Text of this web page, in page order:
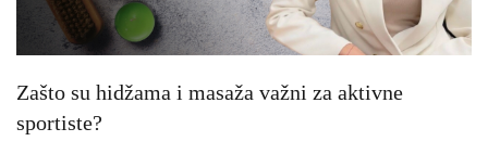
Zašto su hidžama i masaža važni za aktivne
sportiste?